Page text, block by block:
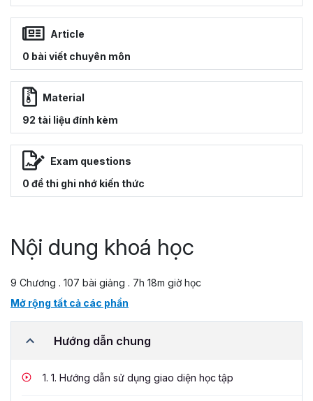
Article
0 bài viết chuyên môn
Material
92 tài liệu đính kèm
Exam questions
0 đề thi ghi nhớ kiến thức
Nội dung khoá học
9 Chương . 107 bài giảng . 7h 18m giờ học
Mở rộng tất cả các phần
Hướng dẫn chung
1. 1. Hướng dẫn sử dụng giao diện học tập